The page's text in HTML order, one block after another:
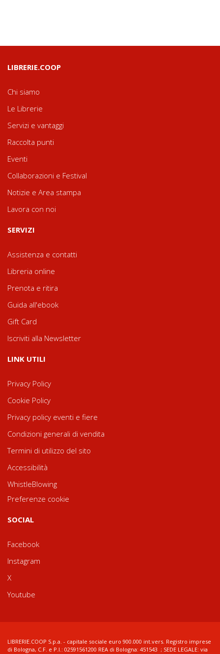
LIBRERIE.COOP
Chi siamo
Le Librerie
Servizi e vantaggi
Raccolta punti
Eventi
Collaborazioni e Festival
Notizie e Area stampa
Lavora con noi
SERVIZI
Assistenza e contatti
Libreria online
Prenota e ritira
Guida all'ebook
Gift Card
Iscriviti alla Newsletter
LINK UTILI
Privacy Policy
Cookie Policy
Privacy policy eventi e fiere
Condizioni generali di vendita
Termini di utilizzo del sito
Accessibilità
WhistleBlowing
Preferenze cookie
SOCIAL
Facebook
Instagram
X
Youtube
LIBRERIE.COOP S.p.a. - capitale sociale euro 900.000 int.vers. Registro imprese
di Bologna, C.F. e P.I.: 02591561200 REA di Bologna: 451543 ; SEDE LEGALE: via